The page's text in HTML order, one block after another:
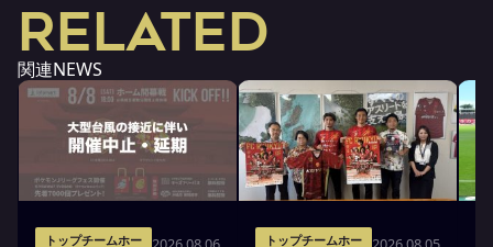
RELATED
関連NEWS
トップチームホー
トップチームホー